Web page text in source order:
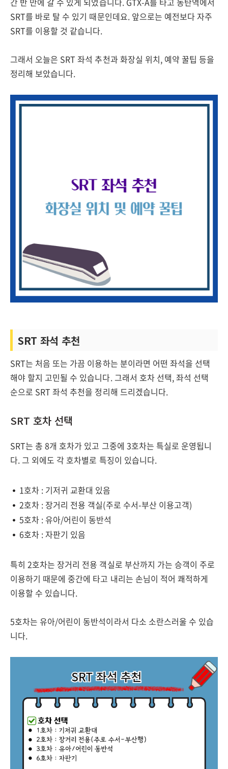
SRT를 바로 탈 수 있기 때문인데요. 앞으로는 예전보다 자주
SRT를 이용할 것 같습니다.
그래서 오늘은 SRT 좌석 추천과 화장실 위치, 예약 꿀팁 등을
정리해 보았습니다.
SRT 좌석 추천
SRT는 처음 또는 가끔 이용하는 분이라면 어떤 좌석을 선택
해야 할지 고민될 수 있습니다. 그래서 호차 선택, 좌석 선택
순으로 SRT 좌석 추천을 정리해 드리겠습니다.
SRT 호차 선택
SRT는 총 8개 호차가 있고 그중에 3호차는 특실로 운영됩니
다. 그 외에도 각 호차별로 특징이 있습니다.
1호차 : 기저귀 교환대 있음
2호차 : 장거리 전용 객실(주로 수서-부산 이용고객)
5호차 : 유아/어린이 동반석
6호차 : 자판기 있음
특히 2호차는 장거리 전용 객실로 부산까지 가는 승객이 주로
이용하기 때문에 중간에 타고 내리는 손님이 적어 쾌적하게
이용할 수 있습니다.
5호차는 유아/어린이 동반석이라서 다소 소란스러울 수 있습
니다.